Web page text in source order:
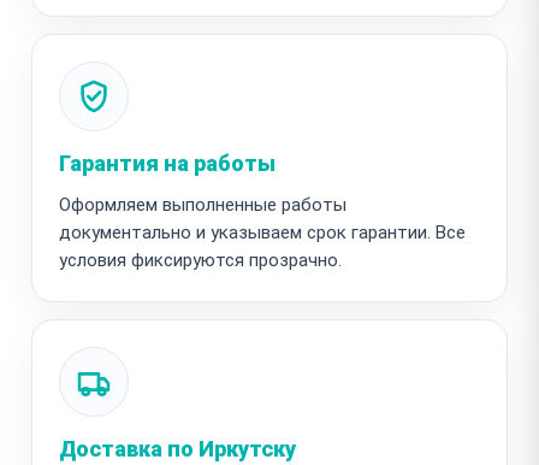
Гарантия на работы
Оформляем выполненные работы
документально и указываем срок гарантии. Все
условия фиксируются прозрачно.
Доставка по Иркутску